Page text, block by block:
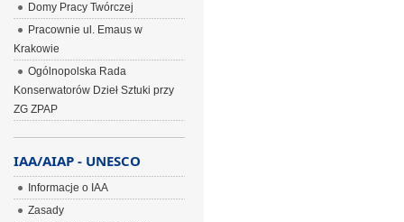
Domy Pracy Twórczej
Pracownie ul. Emaus w
Krakowie
Ogólnopolska Rada
Konserwatorów Dzieł Sztuki przy
ZG ZPAP
IAA/AIAP - UNESCO
Informacje o IAA
Zasady